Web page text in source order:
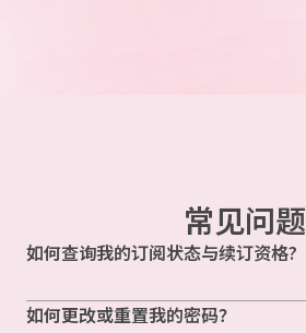
常见问题
如何查询我的订阅状态与续订资格?
如何更改或重置我的密码？